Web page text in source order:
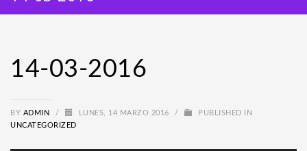
14-03-2016
BY ADMIN / LUNES, 14 MARZO 2016 /
PUBLISHED IN
UNCATEGORIZED